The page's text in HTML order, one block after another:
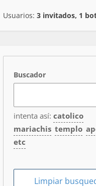
Usuarios: 3 invitados, 1
Buscador
intenta así: catolico
mariachis templo
etc